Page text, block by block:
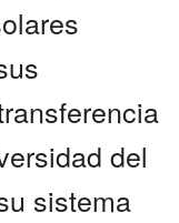
del
sistema